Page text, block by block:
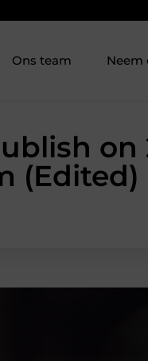
Ons team Neem
on
(Edited)